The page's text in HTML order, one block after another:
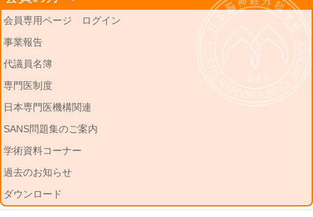
会員専用ページ ログイン
事業報告
代議員名簿
専門医制度
日本専門医機構関連
SANS問題集のご案内
学術資料コーナー
過去のお知らせ
ダウンロード